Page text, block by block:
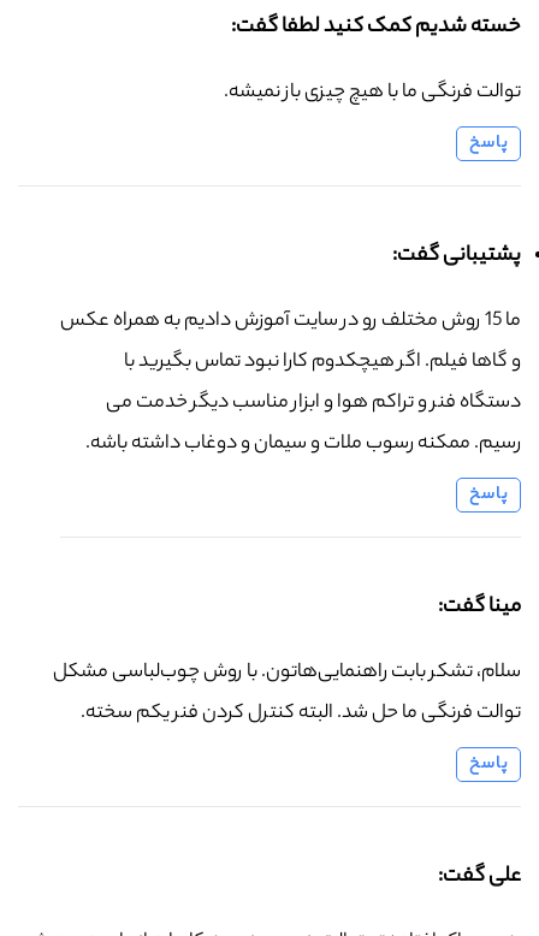
خسته شدیم کمک کنید لطفا گفت:
توالت فرنگی ما با هیچ چیزی باز نمیشه.
پاسخ
پشتیبانی گفت:
ما 15 روش مختلف رو در سایت آموزش دادیم به همراه عکس
و گاها فیلم. اگر هیچکدوم کارا نبود تماس بگیرید با
دستگاه فنر و تراکم هوا و ابزار مناسب دیگر خدمت می
رسیم. ممکنه رسوب ملات و سیمان و دوغاب داشته باشه.
پاسخ
مینا گفت:
سلام، تشکر بابت راهنمایی‌هاتون. با روش چوب‌لباسی مشکل
توالت فرنگی ما حل شد. البته کنترل کردن فنر یکم سخته.
پاسخ
علی گفت: